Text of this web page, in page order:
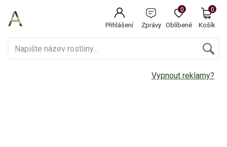
Přihlášení Zprávy Oblíbené
0
Košík
0
Vypnout reklamy?